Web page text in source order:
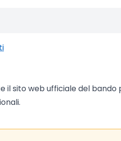
il sito web ufficiale del bando